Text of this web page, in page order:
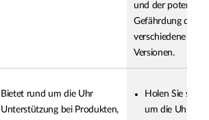
und der
Gefährdung durch
verschiedene
Versionen.
Bietet rund um die Uhr
Unterstützung bei Produkten,
Holen Sie sich
um die Uhr